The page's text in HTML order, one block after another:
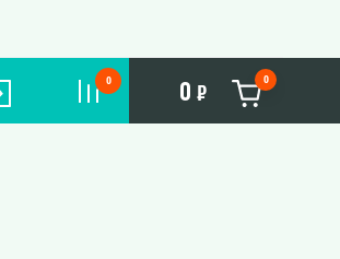
0 0 ₽
0